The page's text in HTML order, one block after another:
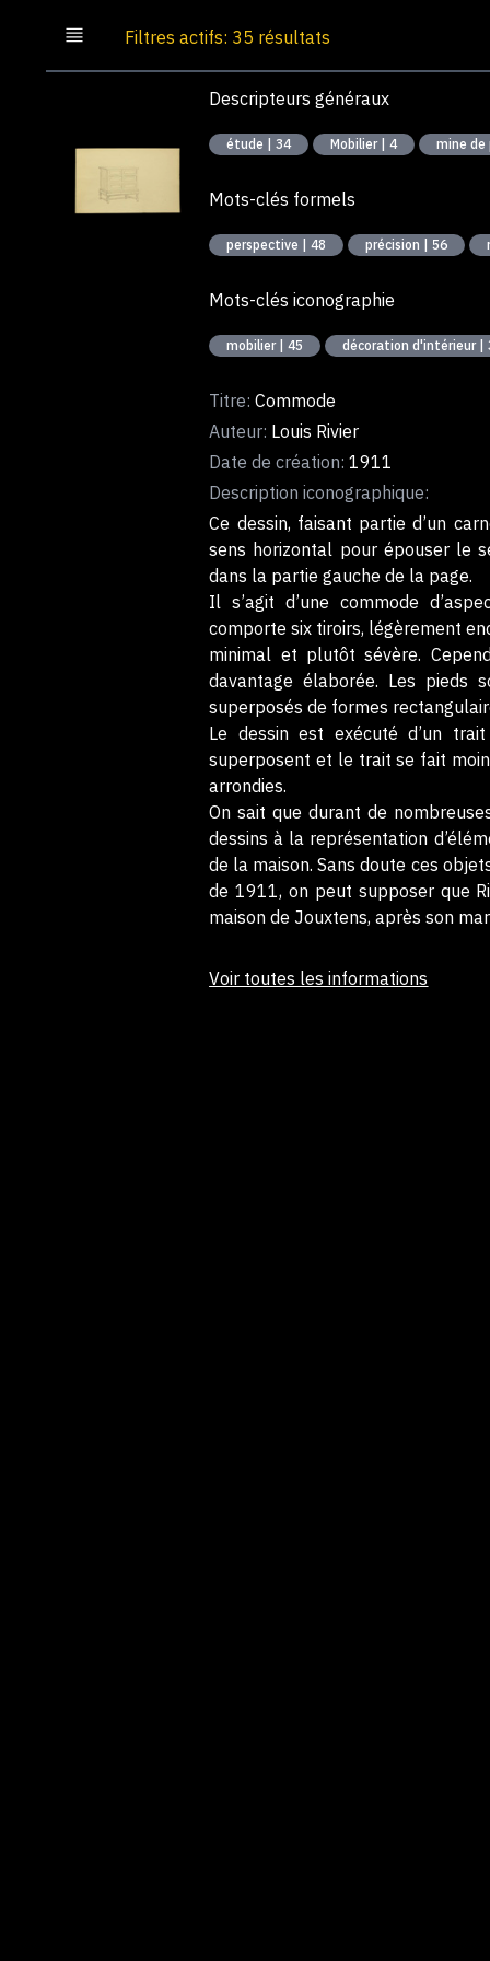
Filtres actifs: 35 résultats
Descripteurs généraux
étude | 34 Mobilier | 4 mine de
Mots-clés formels
perspective | 48 précision | 56
Mots-clés iconographie
mobilier | 45 décoration d'intérieur |
Titre: Commode
Auteur: Louis Rivier
Date de création: 1911
Description iconographique:
Ce dessin, faisant partie d’un
sens horizontal pour épouser le
dans la partie gauche de la page.
Il s’agit d’une commode
comporte six tiroirs, légèrement
minimal et plutôt sévère.
davantage élaborée. Les
superposés de formes
Le dessin est exécuté d’un
superposent et le trait se fait
arrondies.
On sait que durant de
dessins à la représentation
de la maison. Sans doute ces
de 1911, on peut supposer que
maison de Jouxtens, après son
Voir toutes les informations